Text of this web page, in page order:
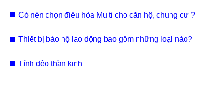
Có nên chọn điều hòa Multi cho căn hộ, chung cư ?
Thiết bị bảo hộ lao động bao gồm những loại nào?
Tính dẻo thần kinh